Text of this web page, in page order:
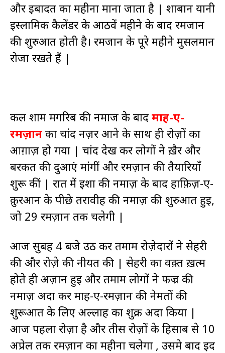
और इबादत का महीना माना जाता है | शाबान यानी
इस्लामिक कैलेंडर के आठवें महीने के बाद रमजान
की शुरुआत होती है। रमजान के पूरे महीने मुसलमान
रोजा रखते हैं |
कल शाम मगरिब की नमाज के बाद माह-ए-
रमज़ान का चांद नज़र आने के साथ ही रोज़ों का
आग़ाज़ हो गया | चांद देख कर लोगों ने ख़ैर और
बरकत की दुआएं मांगीं और रमज़ान की तैयारियाँ
शुरू कीं | रात में इशा की नमाज़ के बाद हाफ़िज़-ए-
क़ुरआन के पीछे तरावीह की नमाज़ की शुरुआत हुई,
जो 29 रमज़ान तक चलेगी |
आज सुबह 4 बजे उठ कर तमाम रोज़ेदारों ने सेहरी
की और रोज़े की नीयत की | सेहरी का वक़्त ख़त्म
होते ही अज़ान हुई और तमाम लोगों ने फज्र की
नमाज़ अदा कर माह-ए-रमज़ान की नेमतों की
शुरूआत के लिए अल्लाह का शुक्र अदा किया |
आज पहला रोज़ा है और तीस रोज़ों के हिसाब से 10
अप्रेल तक रमज़ान का महीना चलेगा , उसमे बाद ईद